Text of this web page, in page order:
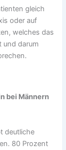
gleich
oder auf
welches das
und darum
bei Männern
deutliche
80 Prozent